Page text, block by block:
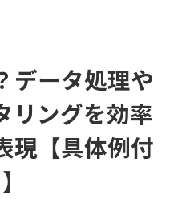
データ処理や
リングを効率
現【具体例付